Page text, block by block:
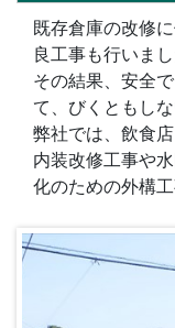
既存倉庫の改修
良工事も行いまし
その結果、安全
て、びくともし
弊社では、飲食
内装改修工事や
化のための外構